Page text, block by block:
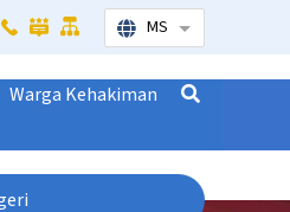
MS Senarai
Warga Kehakiman